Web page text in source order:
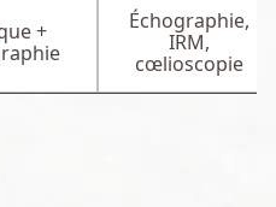
+
Échographie,
IRM,
cœlioscopie